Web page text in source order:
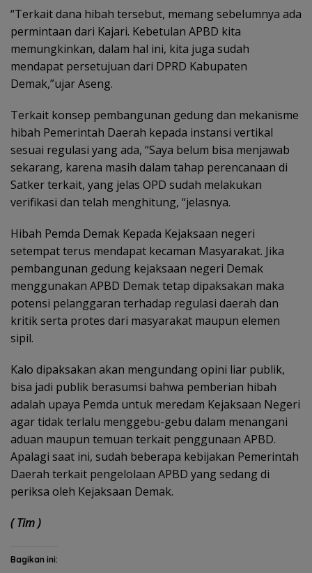
“Terkait dana hibah tersebut, memang sebelumnya ada
permintaan dari Kajari. Kebetulan APBD kita
memungkinkan, dalam hal ini, kita juga sudah
mendapat persetujuan dari DPRD Kabupaten
Demak,”ujar Aseng.
Terkait konsep pembangunan gedung dan mekanisme
hibah Pemerintah Daerah kepada instansi vertikal
sesuai regulasi yang ada, “Saya belum bisa menjawab
sekarang, karena masih dalam tahap perencanaan di
Satker terkait, yang jelas OPD sudah melakukan
verifikasi dan telah menghitung, “jelasnya.
Hibah Pemda Demak Kepada Kejaksaan negeri
setempat terus mendapat kecaman Masyarakat. Jika
pembangunan gedung kejaksaan negeri Demak
menggunakan APBD Demak tetap dipaksakan maka
potensi pelanggaran terhadap regulasi daerah dan
kritik serta protes dari masyarakat maupun elemen
sipil.
Kalo dipaksakan akan mengundang opini liar publik,
bisa jadi publik berasumsi bahwa pemberian hibah
adalah upaya Pemda untuk meredam Kejaksaan Negeri
agar tidak terlalu menggebu-gebu dalam menangani
aduan maupun temuan terkait penggunaan APBD.
Apalagi saat ini, sudah beberapa kebijakan Pemerintah
Daerah terkait pengelolaan APBD yang sedang di
periksa oleh Kejaksaan Demak.
( Tim )
Bagikan ini: